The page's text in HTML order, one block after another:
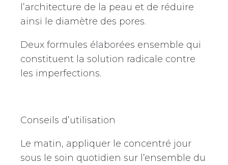
l’architecture de la peau et de réduire
ainsi le diamètre des pores.
Deux formules élaborées ensemble qui
constituent la solution radicale contre
les imperfections.
Conseils d’utilisation
Le matin, appliquer le concentré jour
sous le soin quotidien sur l’ensemble du